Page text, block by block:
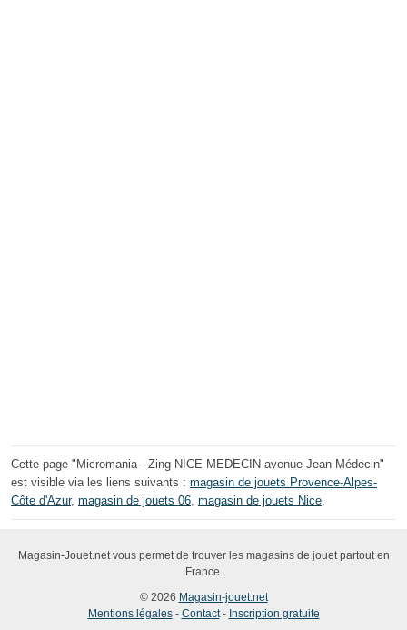
Cette page "Micromania - Zing NICE MEDECIN avenue Jean Médecin"
est visible via les liens suivants : magasin de jouets Provence-Alpes-
Côte d'Azur, magasin de jouets 06, magasin de jouets Nice.
Magasin-Jouet.net vous permet de trouver les magasins de jouet partout en
France.
© 2026 Magasin-jouet.net
Mentions légales- Contact- Inscription gratuite